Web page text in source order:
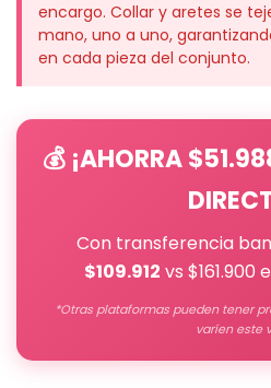
encargo. Collar y aretes se
mano, uno a uno,
en cada pieza del conjunto.
💰 ¡AHORRA
Con transferencia
$109.912 vs $161.900
*Otras plataformas pueden tener
varíen este